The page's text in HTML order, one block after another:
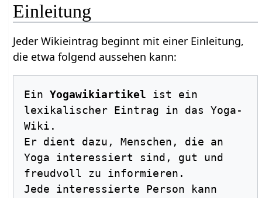
Einleitung
Jeder Wikieintrag beginnt mit einer Einleitung,
die etwa folgend aussehen kann:
Ein Yogawikiartikel ist ein
lexikalischer Eintrag in das Yoga-
Wiki.
Er dient dazu, Menschen, die an
Yoga interessiert sind, gut und
freudvoll zu informieren.
Jede interessierte Person kann